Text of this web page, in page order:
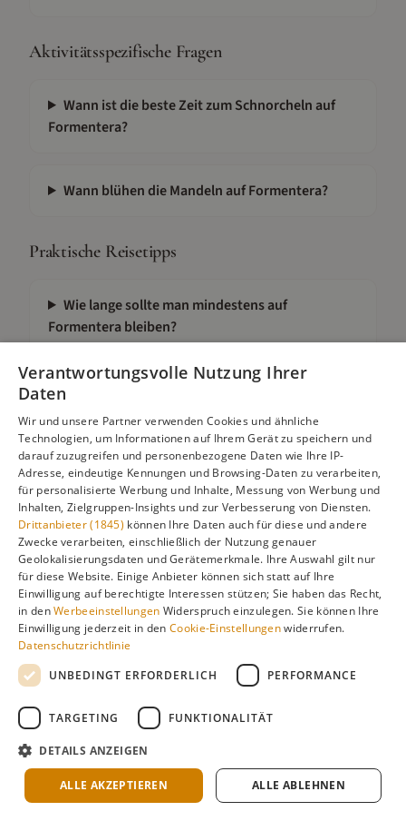
Aktivitätsspezifische Fragen
Wann ist die beste Zeit zum Schnorcheln auf
Formentera?
Wann blühen die Mandeln auf Formentera?
Praktische Reisetipps
Wie lange sollte man mindestens auf
Formentera bleiben?
Braucht man ein Auto auf Formentera?
Ideal für
Formenteraeignet sich besonders gut für diese
Urlaubsarten:
🏖️
Mehr Reiseziele entdecken →
🐠
Verantwortungsvolle Nutzung Ihrer
Daten
Wir und unsere Partner verwenden Cookies und ähnliche
Technologien, um Informationen auf Ihrem Gerät zu speichern und
darauf zuzugreifen und personenbezogene Daten wie Ihre IP-
Adresse, eindeutige Kennungen und Browsing-Daten zu verarbeiten,
für personalisierte Werbung und Inhalte, Messung von Werbung und
Inhalten, Zielgruppen-Insights und zur Verbesserung von Diensten.
Drittanbieter (1845) können Ihre Daten auch für diese und andere
Zwecke verarbeiten, einschließlich der Nutzung genauer
Geolokalisierungsdaten und Gerätemerkmale. Ihre Auswahl gilt nur
für diese Website. Einige Anbieter können sich statt auf Ihre
Einwilligung auf berechtigte Interessen stützen; Sie haben das Recht,
in denWerbeeinstellungen Widerspruch einzulegen. Sie können Ihre
Einwilligung jederzeit in denCookie-Einstellungenwiderrufen.
Datenschutzrichtlinie
UNBEDINGT ERFORDERLICH
PERFORMANCE
TARGETING FUNKTIONALITÄT
DETAILS ANZEIGEN
ALLE AKZEPTIEREN ALLE ABLEHNEN